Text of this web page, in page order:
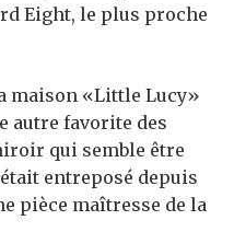
Eight, le plus proche
maison «Little Lucy»
autre favorite des
qui semble être
entreposé depuis
pièce maîtresse de la